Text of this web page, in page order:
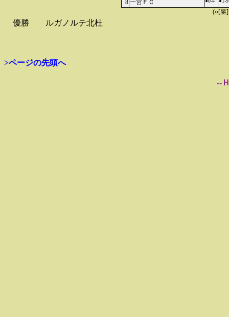
8 一宮ＦＣ
(○[勝
優勝 ルガノルテ北杜
>ページの先頭へ
--